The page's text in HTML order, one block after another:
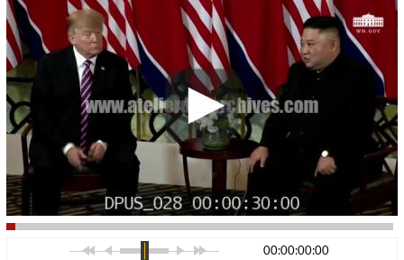
00:00:00:00